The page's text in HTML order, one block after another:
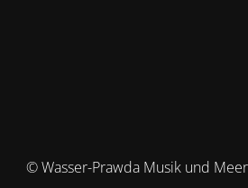
© Wasser-Prawda Musik und